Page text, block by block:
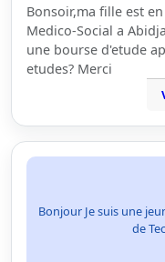
Bonsoir,ma fille est
Medico-Social a
une bourse d'etude
etudes? Merci
Bonjour Je suis une
de